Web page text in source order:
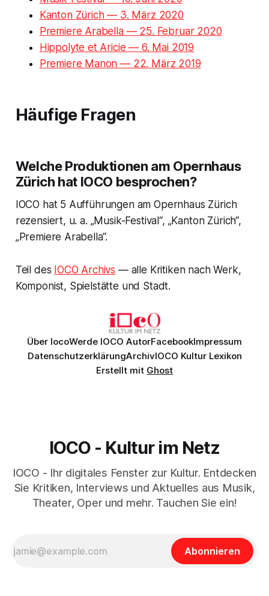
Kanton Zürich — 3. März 2020
Premiere Arabella — 25. Februar 2020
Hippolyte et Aricie — 6. Mai 2019
Premiere Manon — 22. März 2019
Häufige Fragen
Welche Produktionen am Opernhaus
Zürich hat IOCO besprochen?
IOCO hat 5 Aufführungen am Opernhaus Zürich
rezensiert, u. a. „Musik-Festival“, „Kanton Zürich“,
„Premiere Arabella“.
Teil des IOCO Archivs — alle Kritiken nach Werk,
Komponist, Spielstätte und Stadt.
Über IocoWerde IOCO AutorFacebookImpressum
DatenschutzerklärungArchivIOCO Kultur Lexikon
Erstellt mit Ghost
IOCO - Kultur im Netz
IOCO - Ihr digitales Fenster zur Kultur. Entdecken
Sie Kritiken, Interviews und Aktuelles aus Musik,
Theater, Oper und mehr. Tauchen Sie ein!
Abonnieren